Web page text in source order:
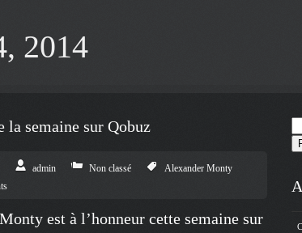
2014
la semaine sur Qobuz
admin Non classé
Alexander Monty
est à l’honneur cette semaine sur